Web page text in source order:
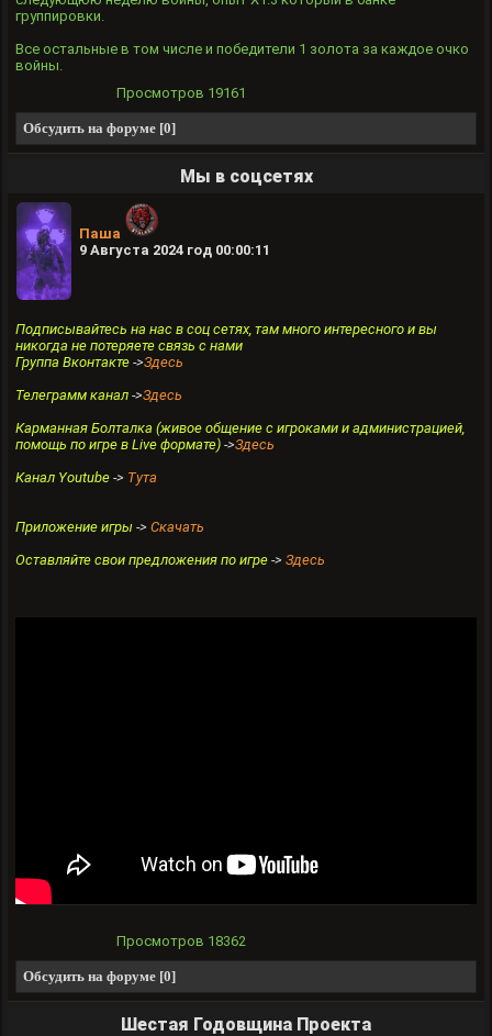
группировки.
Все остальные в том числе и победители 1 золота за каждое очко
войны.
Просмотров 19161
Обсудить на форуме [0]
Мы в соцсетях
Паша
9 Августа 2024 год 00:00:11
Подписывайтесь на нас в соц сетях, там много интересного и вы
никогда не потеряете связь с нами
Группа Вконтакте ->Здесь
Телеграмм канал ->Здесь
Карманная Болталка (живое общение с игроками и администрацией,
помощь по игре в Live формате) ->Здесь
Канал Youtube -> Тута
Приложение игры -> Скачать
Оставляйте свои предложения по игре -> Здесь
Просмотров 18362
Обсудить на форуме [0]
Шестая Годовщина Проекта